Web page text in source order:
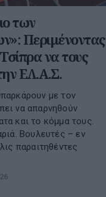
των
Περιμένοντας
να τους
ΕΛ.Α.Σ.
με τον
να απαρνηθούν
και το κόμμα τους.
Βουλευτές – εν
παραιτηθέντες